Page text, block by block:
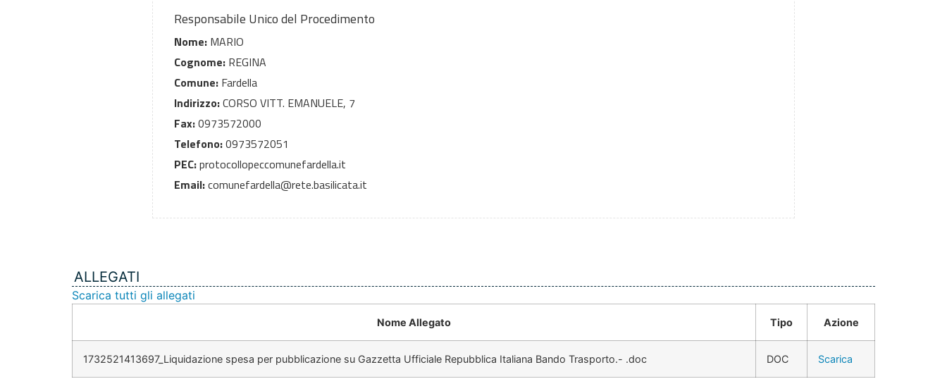
Responsabile Unico del Procedimento
Nome: MARIO
Cognome: REGINA
Comune: Fardella
Indirizzo:CORSO VITT. EMANUELE, 7
Fax:0973572000
Telefono:0973572051
PEC:protocollopeccomunefardella.it
Email:comunefardella@rete.basilicata.it
ALLEGATI
Scarica tutti gli allegati
Nome Allegato Tipo Azione
1732521413697_Liquidazione spesa per pubblicazione su Gazzetta Ufficiale Repubblica Italiana Bando Trasporto.- .doc DOC Scarica